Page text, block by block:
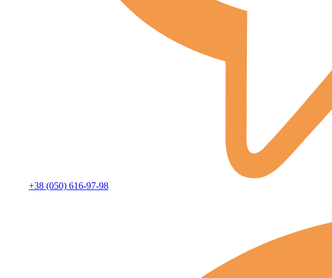
+38 (050) 616-97-98